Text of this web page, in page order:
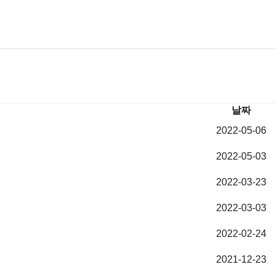
날짜
2022-05-06
2022-05-03
2022-03-23
2022-03-03
2022-02-24
2021-12-23